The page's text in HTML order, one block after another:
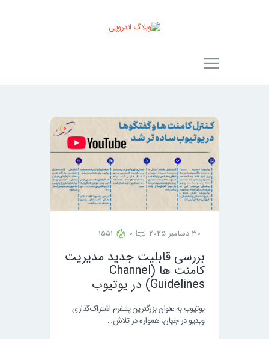
30 دسامبر 2025 0
1551
بررسی قابلیت جدید مدیریت
کامنت ها (Channel
Guidelines) در یوتیوب
یوتیوب به عنوان بزرگترین پلتفرم اشتراک‌گذاری
ویدیو در جهان، همواره در تلاش…